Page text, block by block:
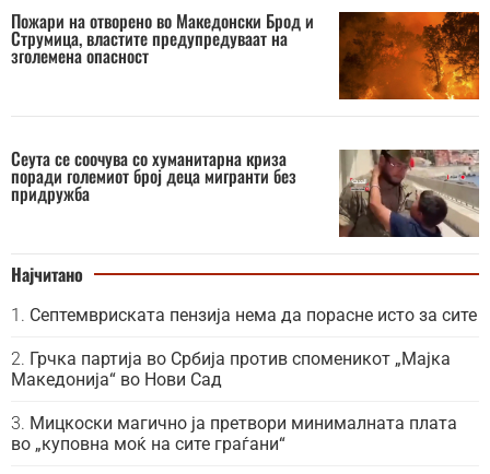
Пожари на отворено во Македонски Брод и
Струмица, властите предупредуваат на
зголемена опасност
Сеута се соочува со хуманитарна криза
поради големиот број деца мигранти без
придружба
Најчитано
Септемвриската пензија нема да порасне исто за сите
Грчка партија во Србија против споменикот „Мајка
Македонија“ во Нови Сад
Мицкоски магично ја претвори минималната плата
во „куповна моќ на сите граѓани“